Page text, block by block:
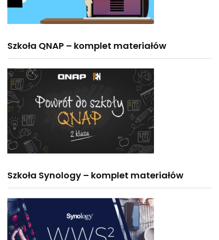
Szkoła QNAP – komplet materiałów
Szkoła Synology – komplet materiałów